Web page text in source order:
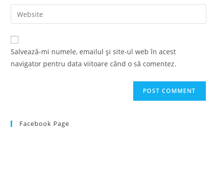
comment
email
address
comment
Enter
your
website
URL
Salvează-mi numele, emailul și site-ul web în acest
navigator pentru data viitoare când o să comentez.
Facebook Page